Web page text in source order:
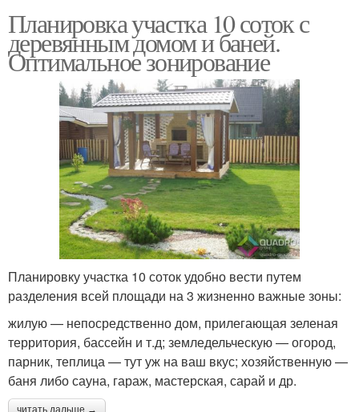
Планировка участка 10 соток с
деревянным домом и баней.
Оптимальное зонирование
Планировку участка 10 соток удобно вести путем
разделения всей площади на 3 жизненно важные зоны:
жилую — непосредственно дом, прилегающая зеленая
территория, бассейн и т.д; земледельческую — огород,
парник, теплица — тут уж на ваш вкус; хозяйственную —
баня либо сауна, гараж, мастерская, сарай и др.
читать дальше →